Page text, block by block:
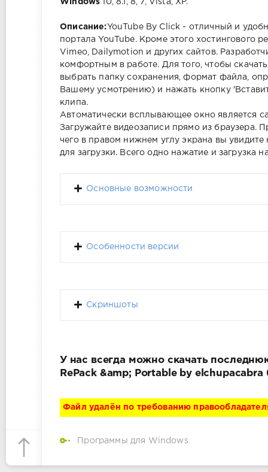
Windows 10, 8.1, 8, 7, Vista, XP.
Описание:YouTube By Click - отличный и
портала YouTube. Кроме этого хостингового
Vimeo, Dailymotion и других сайтов.
комфортным в работе. Для того, чтобы
выбрать папку сохранения, формат файла,
Вашему усмотрению) и нажать кнопку
клипа.
Автоматически всплывающее окно является
Загружайте видеозаписи прямо из браузера.
чего в правом нижнем углу экрана вы
для загрузки. Всего одно нажатие и загрузка
Основные возможности
Особенности версии
Скриншоты
У нас всегда можно скачать
RePack &amp; Portable by
Файл удалён по требованию
Программы для Windows